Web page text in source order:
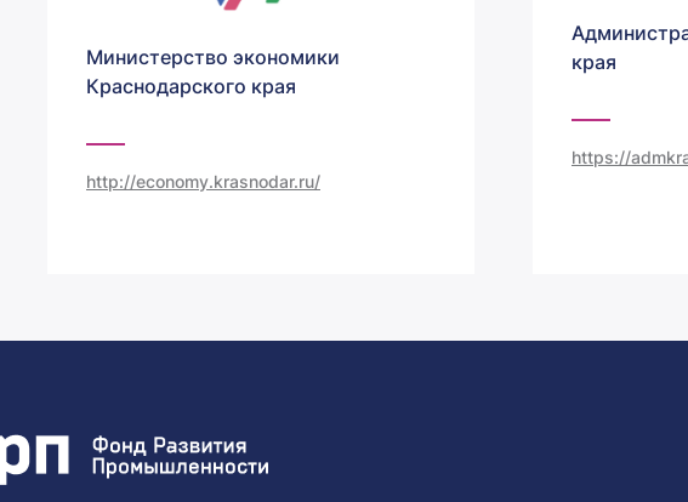
Министерство экономики
Краснодарского края
http://economy.krasnodar.ru/
края
https://